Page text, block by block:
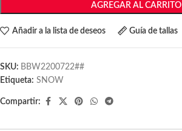
AGREGAR AL CARRITO
Añadir a la lista de deseos Guía de tallas
SKU: BBW2200722##
Etiqueta: SNOW
Compartir: